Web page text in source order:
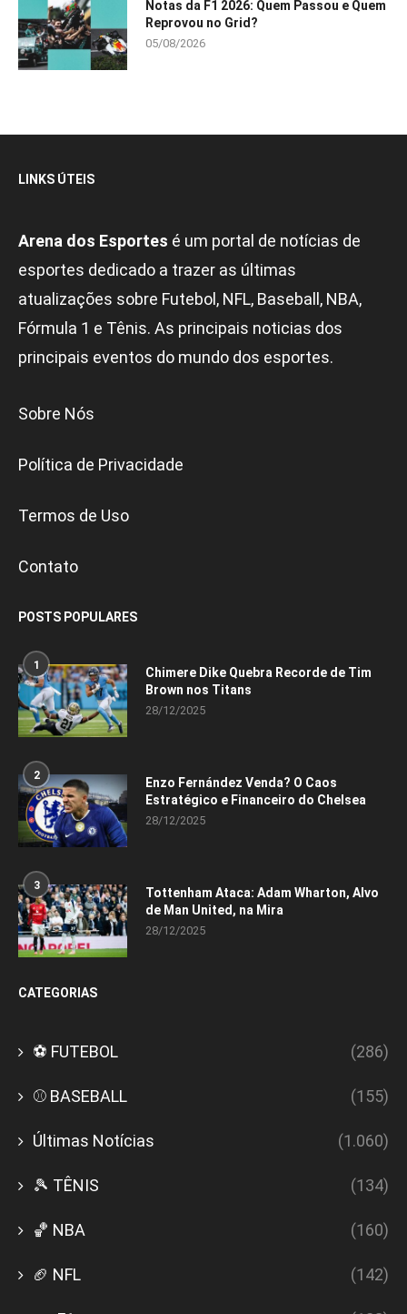
Notas da F1 2026: Quem Passou e Quem
Reprovou no Grid?
05/08/2026
LINKS ÚTEIS
Arena dos Esportes é um portal de notícias de
esportes dedicado a trazer as últimas
atualizações sobre Futebol, NFL, Baseball, NBA,
Fórmula 1 e Tênis. As principais noticias dos
principais eventos do mundo dos esportes.
Sobre Nós
Política de Privacidade
Termos de Uso
Contato
POSTS POPULARES
1
Chimere Dike Quebra Recorde de Tim
Brown nos Titans
28/12/2025
2
Enzo Fernández Venda? O Caos
Estratégico e Financeiro do Chelsea
28/12/2025
3
Tottenham Ataca: Adam Wharton, Alvo
de Man United, na Mira
28/12/2025
CATEGORIAS
⚽ FUTEBOL (286)
⚾ BASEBALL (155)
Últimas Notícias (1.060)
🎾 TÊNIS (134)
🏀 NBA (160)
🏈 NFL (142)